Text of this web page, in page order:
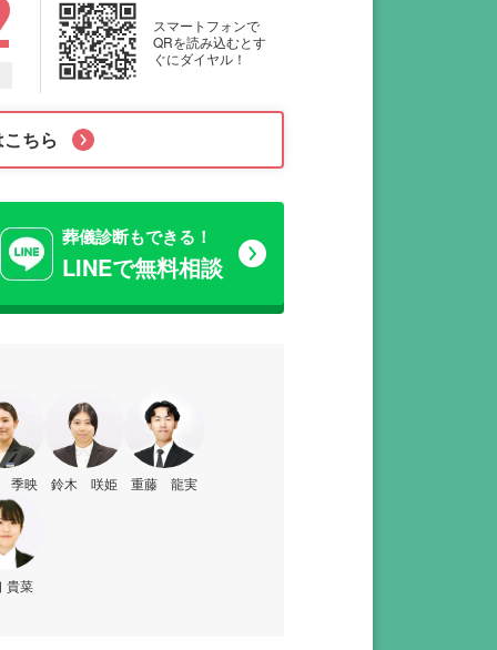
スマートフォンで
QRを読み込むとす
ぐにダイヤル！
ちら
葬儀診断もできる！
LINEで無料相談
季映 鈴木 咲姫 重藤 龍実
貴菜